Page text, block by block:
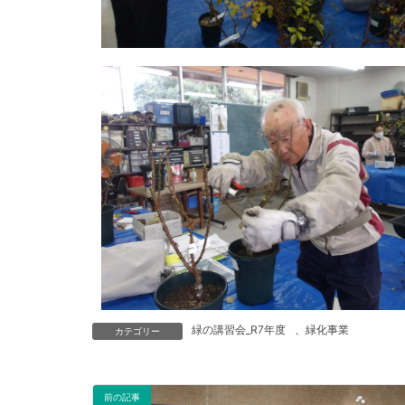
カテゴリー 緑の講習会_R7年度 緑化事業
前の記事